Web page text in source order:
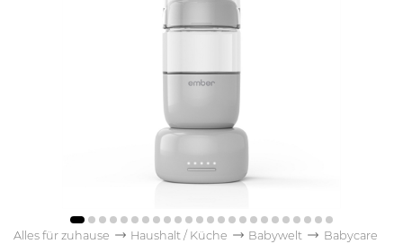
Alles für zuhause Haushalt / Küche Babywelt
Babycare